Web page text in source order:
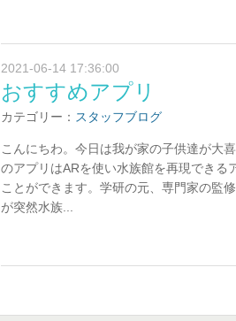
2021-06-14 17:36:00
おすすめアプリ
カテゴリー： スタッフブログ
こんにちわ。今日は我が家の子供達が大
のアプリはARを使い水族館を再現できる
ことができます。学研の元、専門家の監
が突然水族...